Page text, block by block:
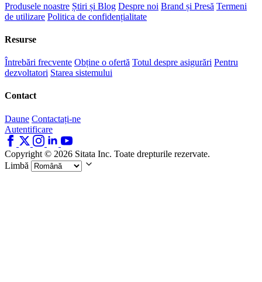
Produsele noastre Știri și Blog Despre noi Brand și Presă Termeni
de utilizare Politica de confidențialitate
Resurse
Întrebări frecvente Obține o ofertă Totul despre asigurări Pentru
dezvoltatori Starea sistemului
Contact
Daune Contactați-ne
Autentificare
Copyright © 2026 Sitata Inc. Toate drepturile rezervate.
Limbă